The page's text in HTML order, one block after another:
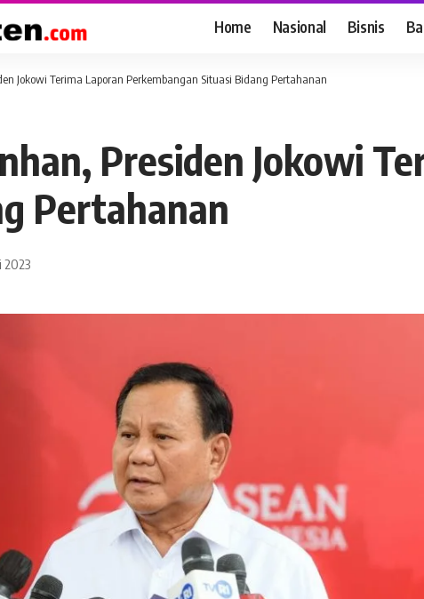
Home Nasional Bisnis
Jokowi Terima Laporan Perkembangan Situasi Bidang Pertahanan
Presiden Jokowi
Pertahanan
2023